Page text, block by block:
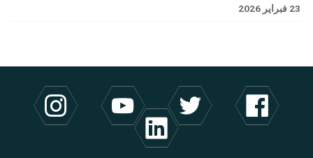
23 فبراير 2026